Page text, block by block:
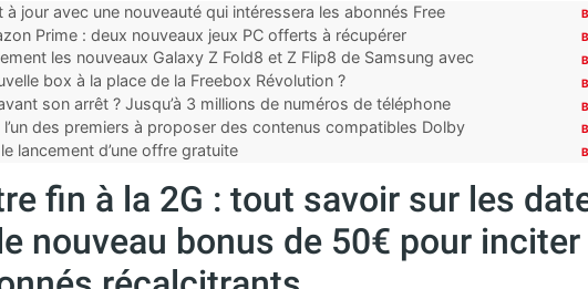
à jour avec une nouveauté qui intéressera les abonnés Free
Prime : deux nouveaux jeux PC offerts à récupérer
les nouveaux Galaxy Z Fold8 et Z Flip8 de Samsung avec
box à la place de la Freebox Révolution ?
son arrêt ? Jusqu’à 3 millions de numéros de téléphone
l’un des premiers à proposer des contenus compatibles Dolby
lancement d’une offre gratuite
fin à la 2G : tout savoir sur les
nouveau bonus de 50€ pour inciter